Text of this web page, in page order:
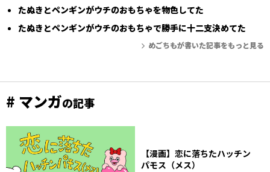
たぬきとペンギンがウチのおもちゃを物色してた
たぬきとペンギンがウチのおもちゃで勝手に十二支決めてた
めごちもが書いた記事をもっと見る
# マンガの記事
【漫画】恋に落ちたハッチン
パモス（メス）